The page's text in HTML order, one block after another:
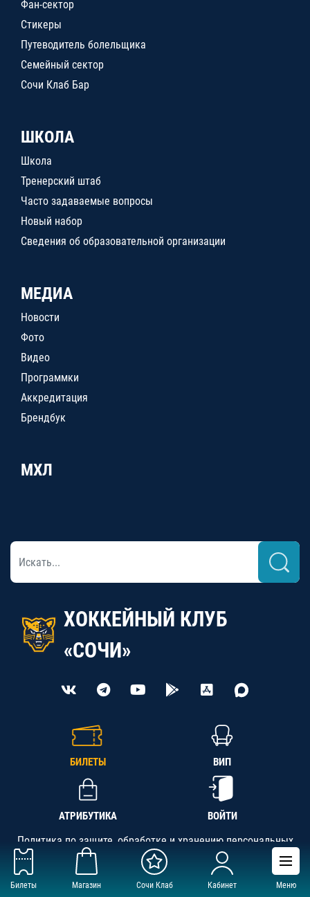
Билеты Магазин Сочи Клаб Кабинет Меню
Фан-сектор
Стикеры
Путеводитель болельщика
Семейный сектор
Сочи Клаб Бар
ШКОЛА
Школа
Тренерский штаб
Часто задаваемые вопросы
Новый набор
Сведения об образовательной организации
МЕДИА
Новости
Фото
Видео
Программки
Аккредитация
Брендбук
МХЛ
ХОККЕЙНЫЙ КЛУБ
«СОЧИ»
БИЛЕТЫ ВИП
АТРИБУТИКА ВОЙТИ
Политика по защите, обработке и хранению персональных
данных
АНО «СК «Кубань-Регион», ОГРН 1142300002349,